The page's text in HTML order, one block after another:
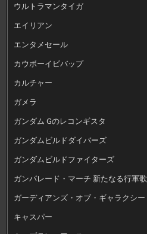
ウルトラマンタイガ
エイリアン
エンタメセール
カウボーイビバップ
カルチャー
ガメラ
ガンダム Gのレコンギスタ
ガンダムビルドダイバーズ
ガンダムビルドファイターズ
ガンパレード・マーチ 新たなる行軍歌
ガーディアンズ・オブ・ギャラクシー
キャスパー